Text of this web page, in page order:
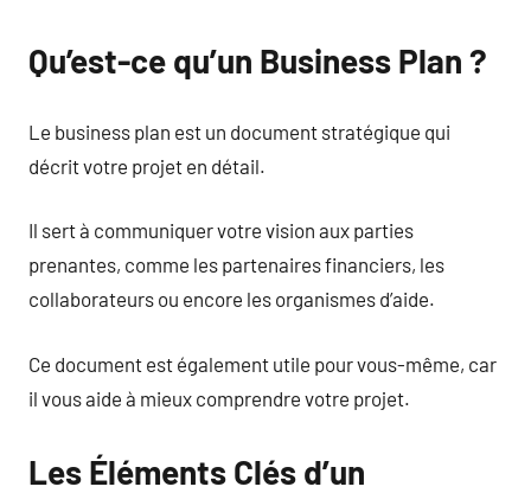
Qu’est-ce qu’un Business Plan ?
Le business plan est un document stratégique qui
décrit votre projet en détail.
Il sert à communiquer votre vision aux parties
prenantes, comme les partenaires financiers, les
collaborateurs ou encore les organismes d’aide.
Ce document est également utile pour vous-même, car
il vous aide à mieux comprendre votre projet.
Les Éléments Clés d’un